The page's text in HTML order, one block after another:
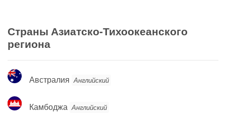
Страны Азиатско-Тихоокеанского
региона
Австралия
Австралия Английский
Камбоджа
Камбоджа Английский